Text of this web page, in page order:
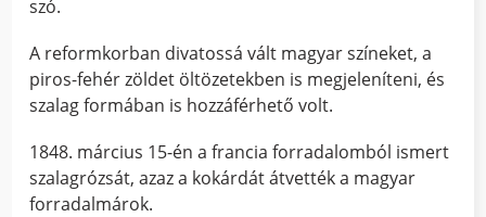
szó.
A reformkorban divatossá vált magyar színeket, a
piros-fehér zöldet öltözetekben is megjeleníteni, és
szalag formában is hozzáférhető volt.
1848. március 15-én a francia forradalomból ismert
szalagrózsát, azaz a kokárdát átvették a magyar
forradalmárok.